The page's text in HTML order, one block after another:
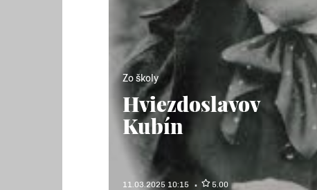
Zo školy
Hviezdoslavov
Kubín
11.03.2025 10:15 5.00